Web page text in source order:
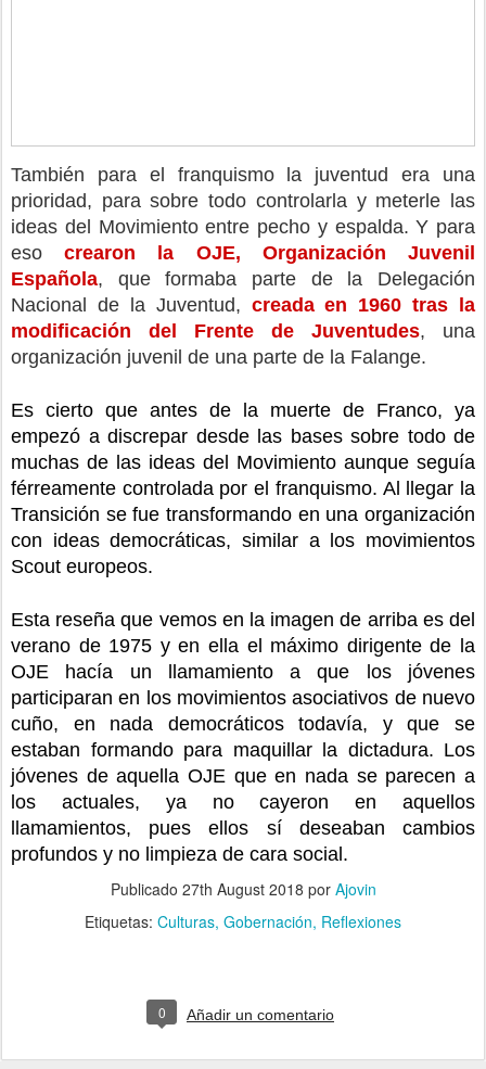
También para el franquismo la juventud era una
prioridad, para sobre todo controlarla y meterle las
ideas del Movimiento entre pecho y espalda. Y para
eso crearon la OJE, Organización Juvenil
Española, que formaba parte de la Delegación
Nacional de la Juventud, creada en 1960 tras la
modificación del Frente de Juventudes, una
organización juvenil de una parte de la Falange.
Es cierto que antes de la muerte de Franco, ya
empezó a discrepar desde las bases sobre todo de
muchas de las ideas del Movimiento aunque seguía
férreamente controlada por el franquismo. Al llegar la
Transición se fue transformando en una organización
con ideas democráticas, similar a los movimientos
Scout europeos.
Esta reseña que vemos en la imagen de arriba es del
verano de 1975 y en ella el máximo dirigente de la
OJE hacía un llamamiento a que los jóvenes
participaran en los movimientos asociativos de nuevo
cuño, en nada democráticos todavía, y que se
estaban formando para maquillar la dictadura. Los
jóvenes de aquella OJE que en nada se parecen a
los actuales, ya no cayeron en aquellos
llamamientos, pues ellos sí deseaban cambios
profundos y no limpieza de cara social.
Publicado 27th August 2018 por Ajovin
Etiquetas: Culturas Gobernación Reflexiones
0 Añadir un comentario